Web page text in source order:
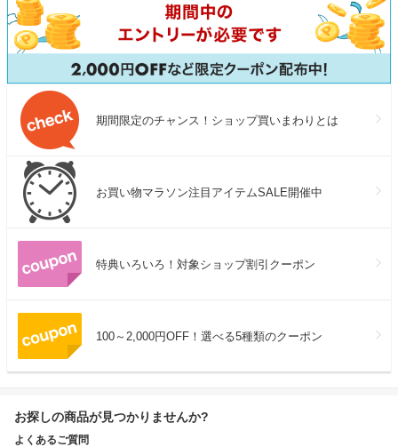
期間限定のチャンス！ショップ買いまわりとは
お買い物マラソン注目アイテムSALE開催中
特典いろいろ！対象ショップ割引クーポン
100～2,000円OFF！選べる5種類のクーポン
お探しの商品が見つかりませんか?
よくあるご質問